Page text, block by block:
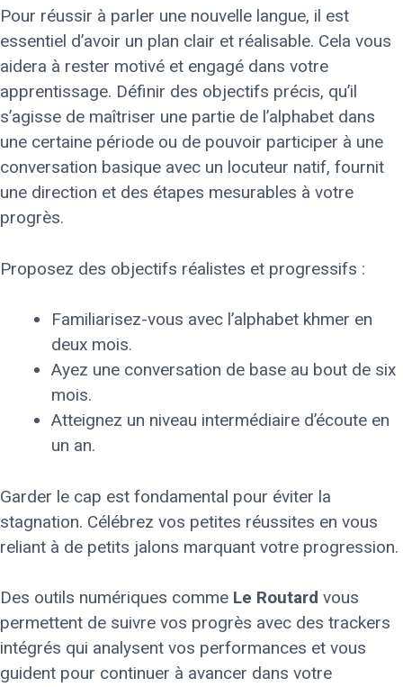
Pour réussir à parler une nouvelle langue, il est
essentiel d’avoir un plan clair et réalisable. Cela vous
aidera à rester motivé et engagé dans votre
apprentissage. Définir des objectifs précis, qu’il
s’agisse de maîtriser une partie de l’alphabet dans
une certaine période ou de pouvoir participer à une
conversation basique avec un locuteur natif, fournit
une direction et des étapes mesurables à votre
progrès.
Proposez des objectifs réalistes et progressifs :
Familiarisez-vous avec l’alphabet khmer en
deux mois.
Ayez une conversation de base au bout de six
mois.
Atteignez un niveau intermédiaire d’écoute en
un an.
Garder le cap est fondamental pour éviter la
stagnation. Célébrez vos petites réussites en vous
reliant à de petits jalons marquant votre progression.
Des outils numériques comme Le Routard vous
permettent de suivre vos progrès avec des trackers
intégrés qui analysent vos performances et vous
guident pour continuer à avancer dans votre